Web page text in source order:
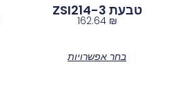
טבעת ZSI214-3
162.64 ₪
בחר אפשרויות